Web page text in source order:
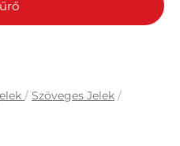
/ Szöveges Jelek /